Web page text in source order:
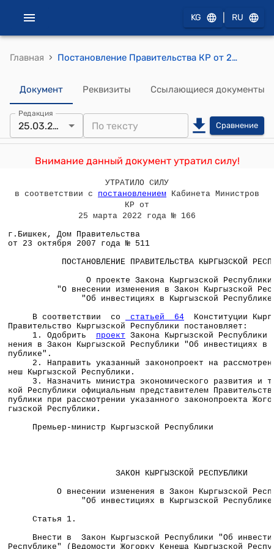
KG RU
Главная › Постановление Правительства КР от 23 октября 2007 года № 511 "О проекте Закона Кыргызской Республики "О внесении изменения в Закон Кыргызской Республики "Об инвестициях в Кыргызской Республике"
Документ Реквизиты Ссылающиеся документы
Редакция
25.03.2022 Сравнение
Внимание данный документ утратил силу!